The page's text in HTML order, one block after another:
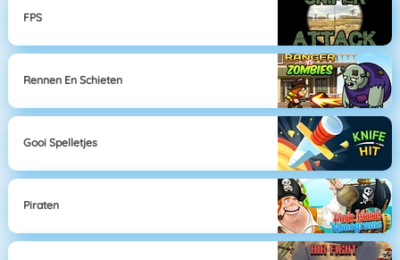
FPS
Rennen En Schieten
Gooi Spelletjes
Piraten